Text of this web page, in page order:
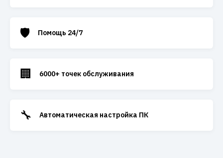
🛡️ Помощь 24/7
🏢 6000+ точек обслуживания
🔧 Автоматическая настройка ПК